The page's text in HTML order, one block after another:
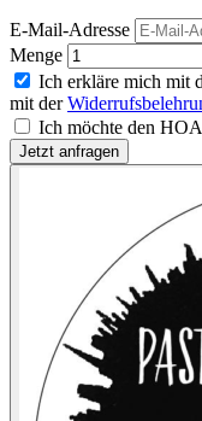
E-Mail-Adresse
Menge
Ich erkläre mich mit
mit der
Ich möchte den